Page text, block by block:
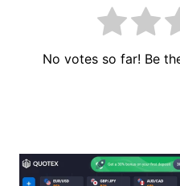
No votes so far! Be